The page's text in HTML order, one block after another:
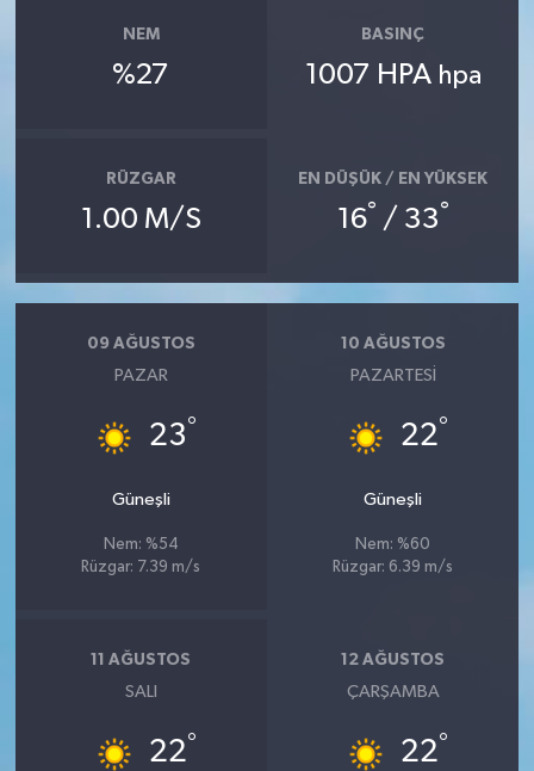
NEM
%27
BASINÇ
1007 HPA hpa
RÜZGAR
1.00 M/S
EN DÜŞÜK / EN YÜKSEK
16° / 33°
09 AĞUSTOS
PAZAR
23°
Güneşli
Nem: %54
Rüzgar: 7.39 m/s
10 AĞUSTOS
PAZARTESI
22°
Güneşli
Nem: %60
Rüzgar: 6.39 m/s
11 AĞUSTOS
SALI
22°
12 AĞUSTOS
ÇARŞAMBA
22°